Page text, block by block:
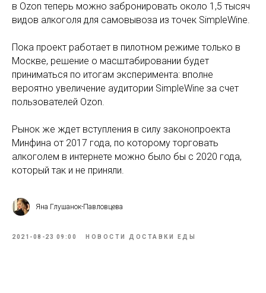
в Ozon теперь можно забронировать около 1,5 тысяч
видов алкоголя для самовывоза из точек SimpleWine.
Пока проект работает в пилотном режиме только в
Москве, решение о масштабировании будет
приниматься по итогам эксперимента: вполне
вероятно увеличение аудитории SimpleWine за счет
пользователей Ozon.
Рынок же ждет вступления в силу законопроекта
Минфина от 2017 года, по которому торговать
алкоголем в интернете можно было бы с 2020 года,
который так и не приняли.
Яна Глушанок-Павловцева
2021-08-23 09:00 НОВОСТИ ДОСТАВКИ ЕДЫ